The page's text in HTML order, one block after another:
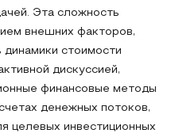
Эта сложность
внешних факторов,
динамики стоимости
дискуссией,
финансовые методы
денежных потоков,
целевых инвестиционных